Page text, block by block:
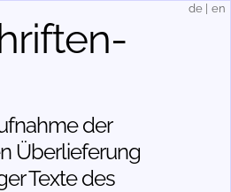
der
Über­lieferung
Texte des
de en